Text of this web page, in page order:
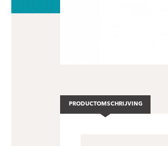
PRODUCTOMSCHRIJVING